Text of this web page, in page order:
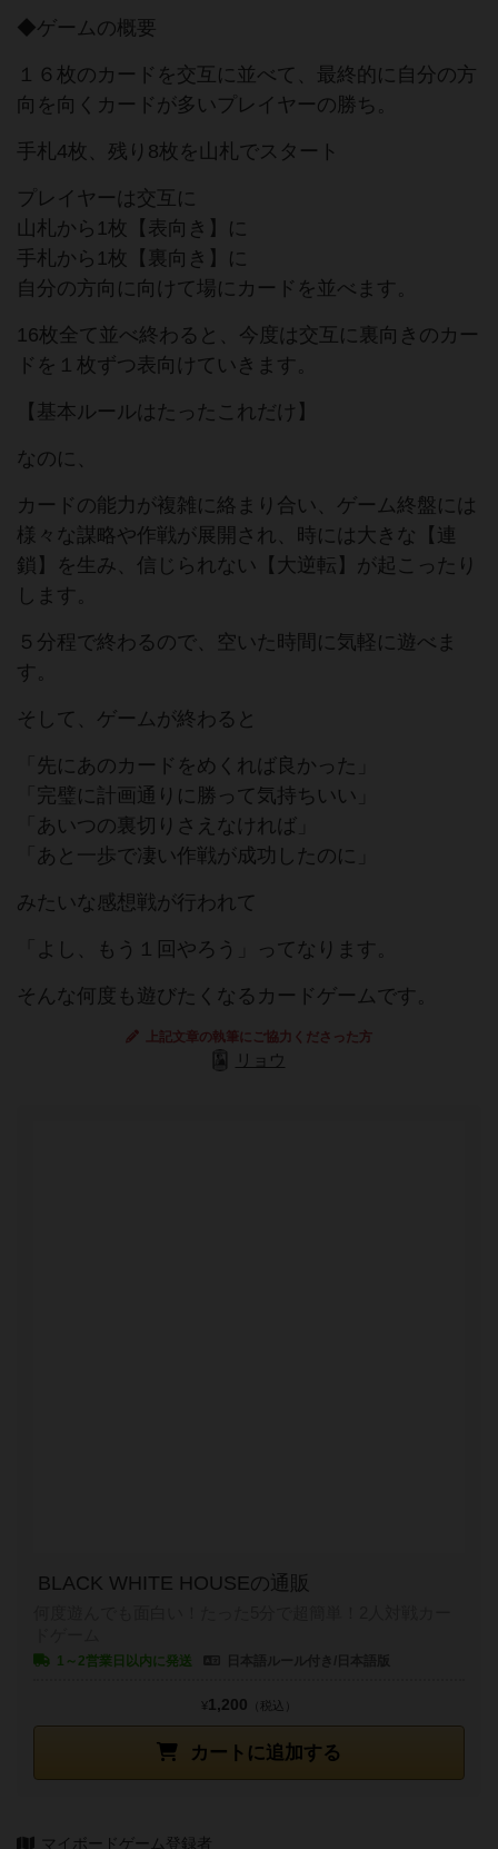
◆ゲームの概要
１６枚のカードを交互に並べて、最終的に自分の方
向を向くカードが多いプレイヤーの勝ち。
手札4枚、残り8枚を山札でスタート
プレイヤーは交互に
山札から1枚【表向き】に
手札から1枚【裏向き】に
自分の方向に向けて場にカードを並べます。
16枚全て並べ終わると、今度は交互に裏向きのカー
ドを１枚ずつ表向けていきます。
【基本ルールはたったこれだけ】
なのに、
カードの能力が複雑に絡まり合い、ゲーム終盤には
様々な謀略や作戦が展開され、時には大きな【連
鎖】を生み、信じられない【大逆転】が起こったり
します。
５分程で終わるので、空いた時間に気軽に遊べま
す。
そして、ゲームが終わると
「先にあのカードをめくれば良かった」
「完璧に計画通りに勝って気持ちいい」
「あいつの裏切りさえなければ」
「あと一歩で凄い作戦が成功したのに」
みたいな感想戦が行われて
「よし、もう１回やろう」ってなります。
そんな何度も遊びたくなるカードゲームです。
上記文章の執筆にご協力くださった方
リョウ
BLACK WHITE HOUSEの通販
1～2営業日以内に発送
カートに追加する
¥1,200 （税込）
マイボードゲーム登録者